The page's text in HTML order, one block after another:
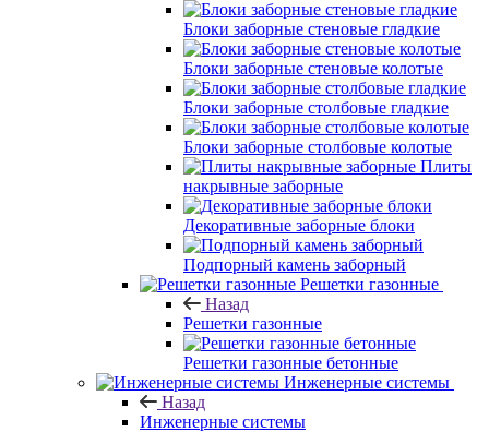
Блоки заборные стеновые гладкие
Блоки заборные стеновые колотые
Блоки заборные столбовые гладкие
Блоки заборные столбовые колотые
Плиты
накрывные заборные
Декоративные заборные блоки
Подпорный камень заборный
Решетки газонные
Назад
Решетки газонные
Решетки газонные бетонные
Инженерные системы
Назад
Инженерные системы